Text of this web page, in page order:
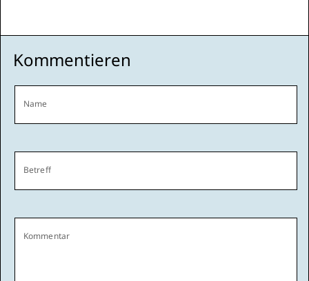
Kommentieren
Name
Betreff
Kommentar